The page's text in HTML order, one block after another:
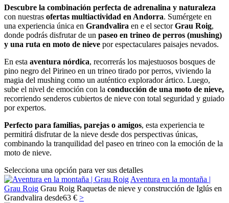
Descubre la combinación perfecta de adrenalina y naturaleza
con nuestras ofertas multiactividad en Andorra. Sumérgete en
una experiencia única en Grandvalira en e el sectorGrau Roig,
donde podrás disfrutar de un paseo en trineo de perros (mushing)
y una ruta en moto de nieve por espectaculares paisajes nevados.
En esta aventura nórdica, recorrerás los majestuosos bosques de
pino negro del Pirineo en un trineo tirado por perros, viviendo la
magia del mushing como un auténtico explorador ártico. Luego,
sube el nivel de emoción con la conducción de una moto de nieve,
recorriendo senderos cubiertos de nieve con total seguridad y guiado
por expertos.
Perfecto para familias, parejas o amigos, esta experiencia te
permitirá disfrutar de la nieve desde dos perspectivas únicas,
combinando la tranquilidad del paseo en trineo con la emoción de la
moto de nieve.
Selecciona una opción para ver sus detalles
Aventura en la montaña |
Grau Roig Grau Roig Raquetas de nieve y construcción de Iglús en
Grandvalira desde63 € >